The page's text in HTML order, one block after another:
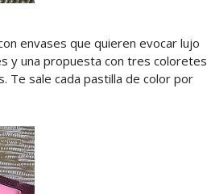
envases que quieren evocar lujo
y una propuesta con tres coloretes
Te sale cada pastilla de color por